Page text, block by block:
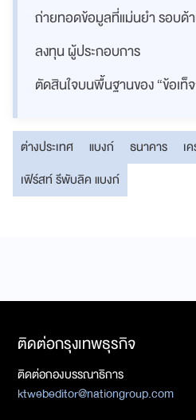
ถ่ายทอดข้อมูลที่แม่นยำ รอบด้
ลงทุน ผู้ประกอบการ
ตัดสินใจบนพื้นฐานของ “ข้อเท็จ
ต่างประเทศ แบงก์ ธนาคาร เ
เฟิร์สท์ รีพับลิค แบงก์
ติดต่อกรุงเทพธุรกิจ
ติดต่อกองบรรณาธิการ
ktwebeditor@nationgroup.com